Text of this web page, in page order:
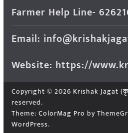
Farmer Help Line-
Email:
Website: https://
Copyright © 2026 Krishak Jagat
reserved.
Theme: ColorMag Pro by
WordPress.